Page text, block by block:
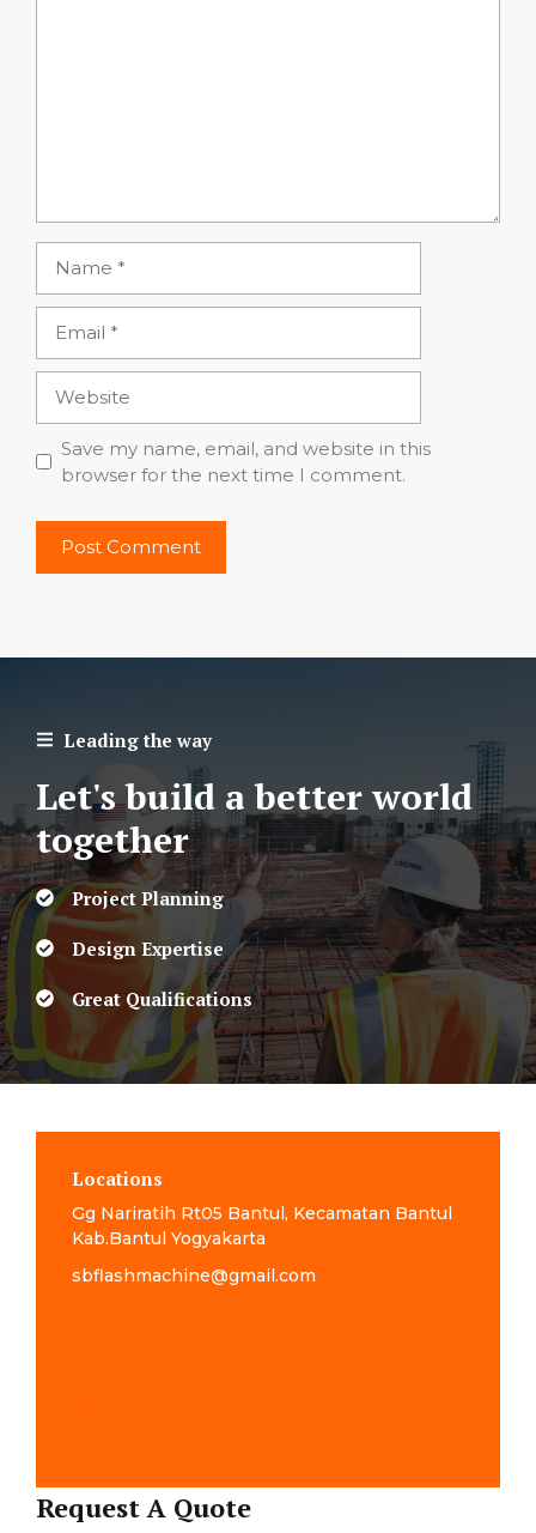
Save my name, email, and website in this
browser for the next time I comment.
Leading the way
Let's build a better world
together
Project Planning
Design Expertise
Great Qualifications
Locations
Gg Nariratih Rt05 Bantul, Kecamatan Bantul
Kab.Bantul Yogyakarta
sbflashmachine@gmail.com
Request A Quote